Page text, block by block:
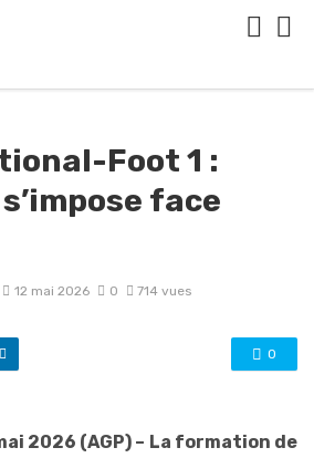
Foot 1 :
face
12 mai 2026 0 714 vues
0
2026 (AGP) – La formation de